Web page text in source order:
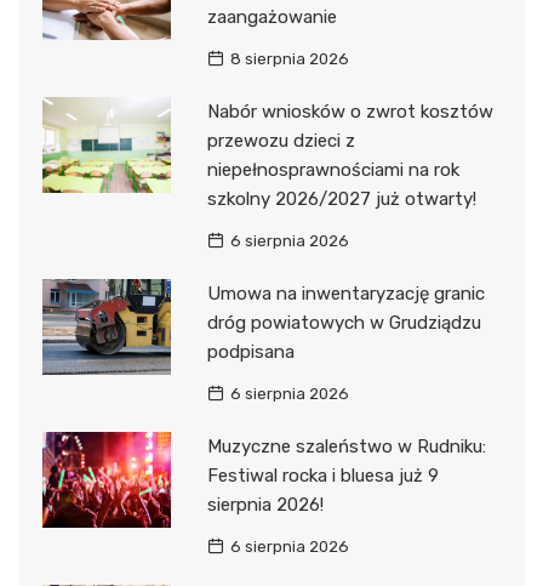
zaangażowanie
8 sierpnia 2026
Nabór wniosków o zwrot kosztów
przewozu dzieci z
niepełnosprawnościami na rok
szkolny 2026/2027 już otwarty!
6 sierpnia 2026
Umowa na inwentaryzację granic
dróg powiatowych w Grudziądzu
podpisana
6 sierpnia 2026
Muzyczne szaleństwo w Rudniku:
Festiwal rocka i bluesa już 9
sierpnia 2026!
6 sierpnia 2026